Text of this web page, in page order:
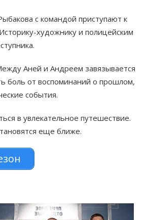
с командой приступают к
художнику и полицейским
Аней и Андреем завязывается
боль от воспоминаний о прошлом,
события.
в увлекательное путешествие.
еще ближе.